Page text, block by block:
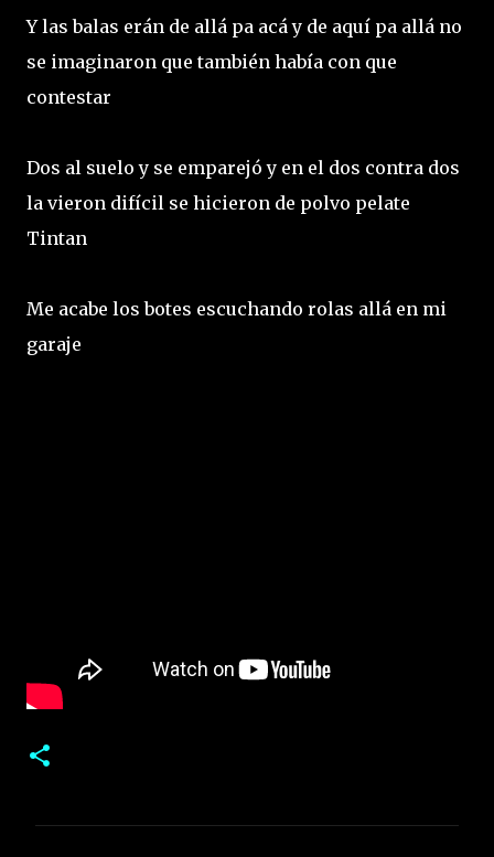
Y las balas erán de allá pa acá y de aquí pa allá no
se imaginaron que también había con que
contestar
Dos al suelo y se emparejó y en el dos contra dos
la vieron difícil se hicieron de polvo pelate
Tintan
Me acabe los botes escuchando rolas allá en mi
garaje